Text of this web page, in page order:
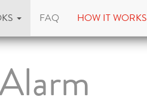
FAQ HOW IT WORKS